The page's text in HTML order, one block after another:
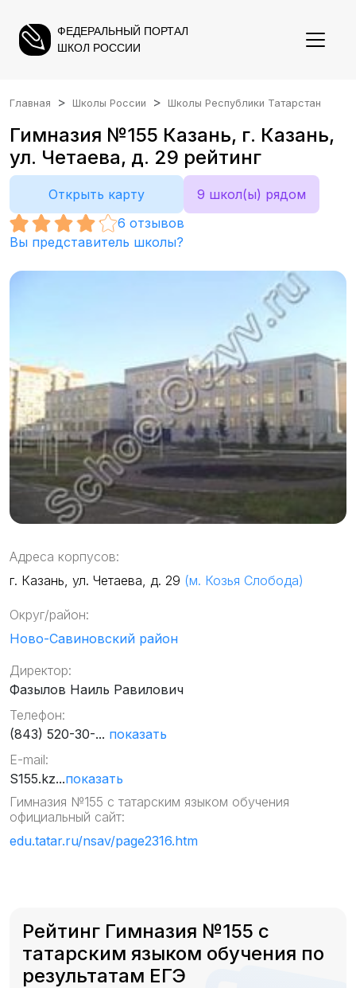
ФЕДЕРАЛЬНЫЙ ПОРТАЛ
ШКОЛ РОССИИ
Главная Школы России Школы Республики Татарстан
Гимназия №155 Казань, г. Казань,
ул. Четаева, д. 29 рейтинг
Открыть карту
9 школ(ы) рядом
6 отзывов
Вы представитель школы?
Адреса корпусов:
г. Казань, ул. Четаева, д. 29 (м. Козья Слобода)
Округ/район:
Ново-Савиновский район
Директор:
Фазылов Наиль Равилович
Телефон:
(843) 520-30-... показать
E-mail:
S155.kz...показать
Гимназия №155 с татарским языком обучения
официальный сайт:
edu.tatar.ru/nsav/page2316.htm
Рейтинг Гимназия №155 с
татарским языком обучения по
результатам ЕГЭ